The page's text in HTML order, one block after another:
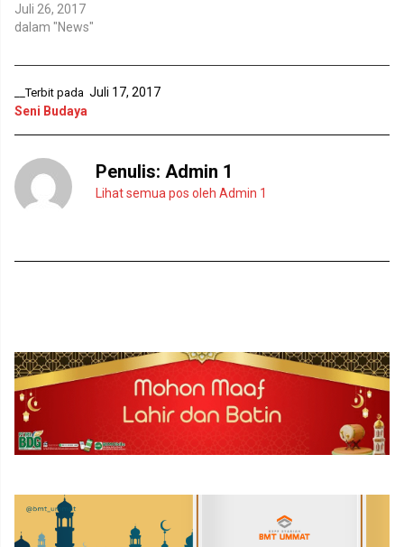
e
l
a
n
b
a
r
)
e
y
n
g
r
Juli 26, 2017
dalam "News"
__Terbit pada Juli 17, 2017
Seni Budaya
Penulis: Admin 1
Lihat semua pos oleh Admin 1